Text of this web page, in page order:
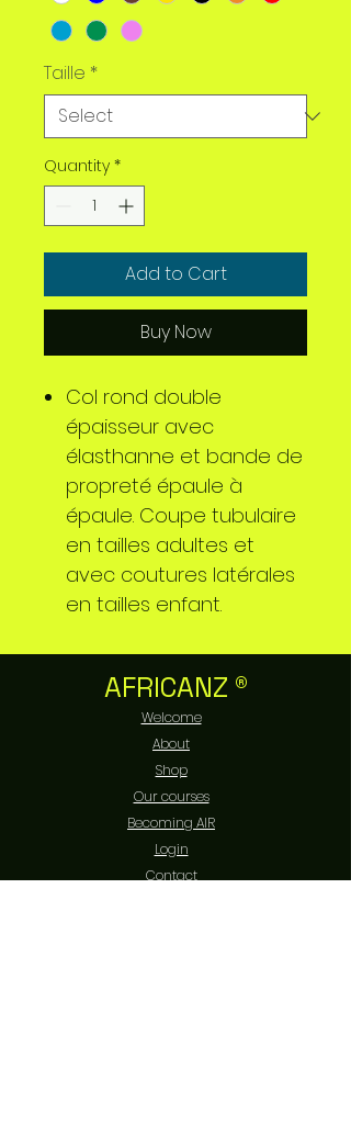
Taille *
Quantity *
Add to Cart
Buy Now
Col rond double
épaisseur avec
élasthanne et bande de
propreté épaule à
épaule. Coupe tubulaire
en tailles adultes et
avec coutures latérales
en tailles enfant.
AFRICANZ ®
Welcome
About
Shop
Our courses
Becoming AIR
Login
Contact